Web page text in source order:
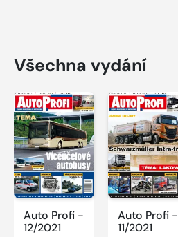
Všechna vydání
Auto Profi -
12/2021
Auto Profi -
11/2021